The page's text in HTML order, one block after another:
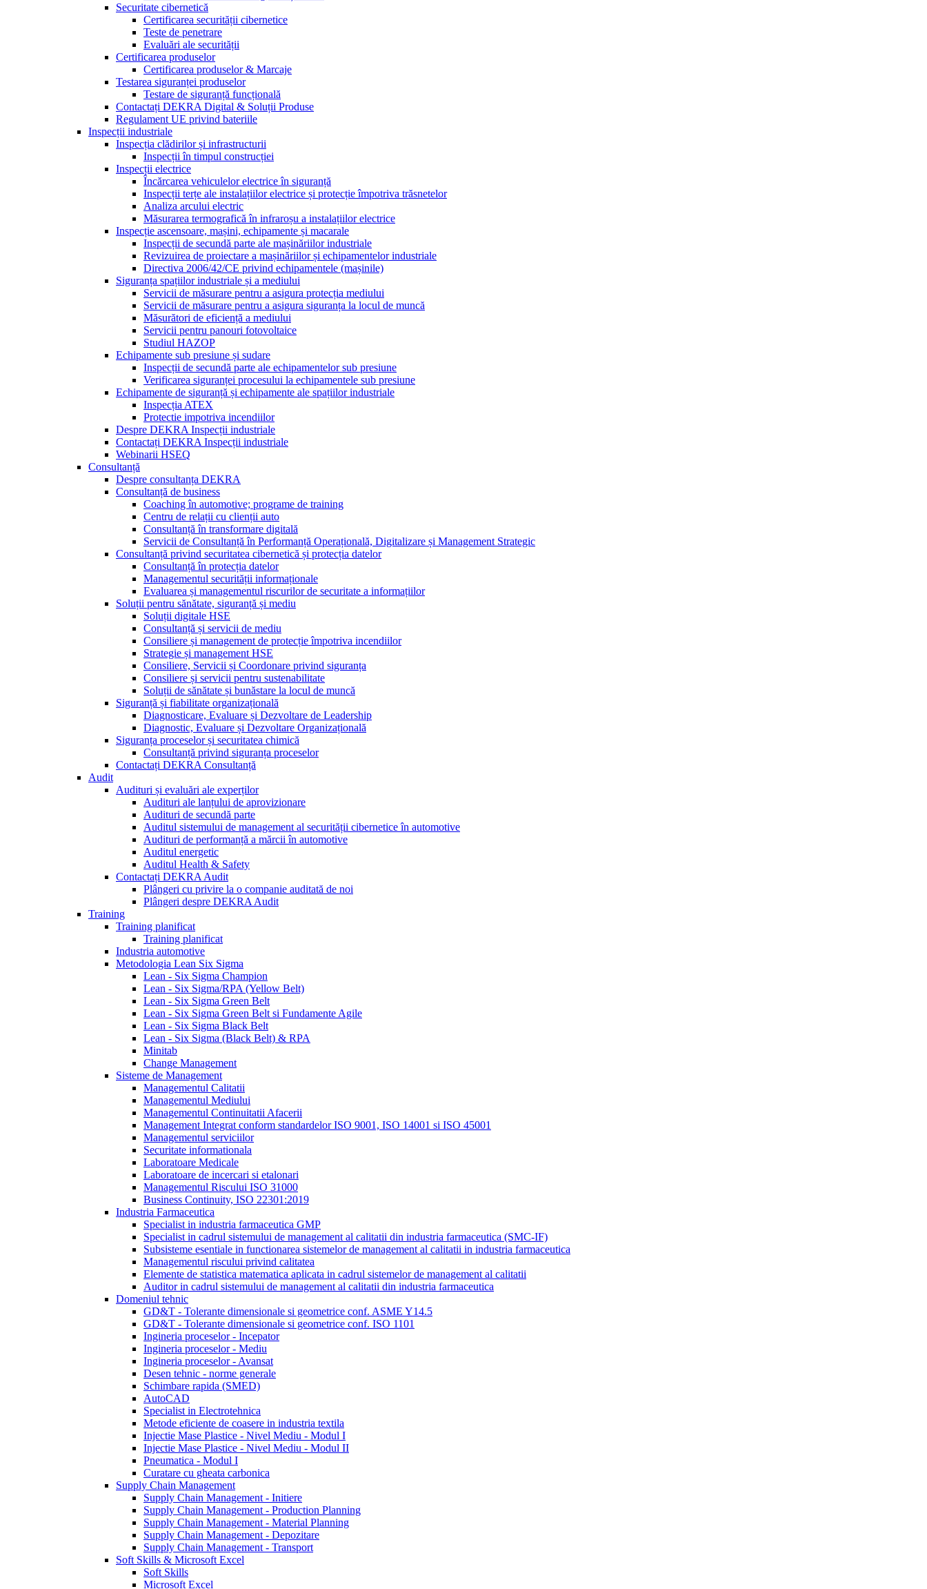
Securitate cibernetică
Certificarea securității cibernetice
Teste de penetrare
Evaluări ale securității
Certificarea produselor
Certificarea produselor & Marcaje
Testarea siguranței produselor
Testare de siguranță funcțională
Contactați DEKRA Digital & Soluții Produse
Regulament UE privind bateriile
Inspecții industriale
Inspecția clădirilor și infrastructurii
Inspecții în timpul construcției
Inspecții electrice
Încărcarea vehiculelor electrice în siguranță
Inspecții terțe ale instalațiilor electrice și protecție împotriva trăsnetelor
Analiza arcului electric
Măsurarea termografică în infraroșu a instalațiilor electrice
Inspecție ascensoare, mașini, echipamente și macarale
Inspecții de secundă parte ale mașinăriilor industriale
Revizuirea de proiectare a mașinăriilor și echipamentelor industriale
Directiva 2006/42/CE privind echipamentele (mașinile)
Siguranța spațiilor industriale și a mediului
Servicii de măsurare pentru a asigura protecția mediului
Servicii de măsurare pentru a asigura siguranța la locul de muncă
Măsurători de eficiență a mediului
Servicii pentru panouri fotovoltaice
Studiul HAZOP
Echipamente sub presiune și sudare
Inspecții de secundă parte ale echipamentelor sub presiune
Verificarea siguranței procesului la echipamentele sub presiune
Echipamente de siguranță și echipamente ale spațiilor industriale
Inspecția ATEX
Protectie impotriva incendiilor
Despre DEKRA Inspecții industriale
Contactați DEKRA Inspecții industriale
Webinarii HSEQ
Consultanță
Despre consultanța DEKRA
Consultanță de business
Coaching în automotive; programe de training
Centru de relații cu clienții auto
Consultanță în transformare digitală
Servicii de Consultanță în Performanță Operațională, Digitalizare și Management Strategic
Consultanță privind securitatea cibernetică și protecția datelor
Consultanță în protecția datelor
Managementul securității informaționale
Evaluarea și managementul riscurilor de securitate a informațiilor
Soluții pentru sănătate, siguranță și mediu
Soluții digitale HSE
Consultanță și servicii de mediu
Consiliere și management de protecție împotriva incendiilor
Strategie și management HSE
Consiliere, Servicii și Coordonare privind siguranța
Consiliere și servicii pentru sustenabilitate
Soluții de sănătate și bunăstare la locul de muncă
Siguranță și fiabilitate organizațională
Diagnosticare, Evaluare și Dezvoltare de Leadership
Diagnostic, Evaluare și Dezvoltare Organizațională
Siguranța proceselor și securitatea chimică
Consultanță privind siguranța proceselor
Contactați DEKRA Consultanță
Audit
Audituri și evaluări ale experților
Audituri ale lanțului de aprovizionare
Audituri de secundă parte
Auditul sistemului de management al securității cibernetice în automotive
Audituri de performanță a mărcii în automotive
Auditul energetic
Auditul Health & Safety
Contactați DEKRA Audit
Plângeri cu privire la o companie auditată de noi
Plângeri despre DEKRA Audit
Training
Training planificat
Training planificat
Industria automotive
Metodologia Lean Six Sigma
Lean - Six Sigma Champion
Lean - Six Sigma/RPA (Yellow Belt)
Lean - Six Sigma Green Belt
Lean - Six Sigma Green Belt si Fundamente Agile
Lean - Six Sigma Black Belt
Lean - Six Sigma (Black Belt) & RPA
Minitab
Change Management
Sisteme de Management
Managementul Calitatii
Managementul Mediului
Managementul Continuitatii Afacerii
Management Integrat conform standardelor ISO 9001, ISO 14001 si ISO 45001
Managementul serviciilor
Securitate informationala
Laboratoare Medicale
Laboratoare de incercari si etalonari
Managementul Riscului ISO 31000
Business Continuity, ISO 22301:2019
Industria Farmaceutica
Specialist in industria farmaceutica GMP
Specialist in cadrul sistemului de management al calitatii din industria farmaceutica (SMC-IF)
Subsisteme esentiale in functionarea sistemelor de management al calitatii in industria farmaceutica
Managementul riscului privind calitatea
Elemente de statistica matematica aplicata in cadrul sistemelor de management al calitatii
Auditor in cadrul sistemului de management al calitatii din industria farmaceutica
Domeniul tehnic
GD&T - Tolerante dimensionale si geometrice conf. ASME Y14.5
GD&T - Tolerante dimensionale si geometrice conf. ISO 1101
Ingineria proceselor - Incepator
Ingineria proceselor - Mediu
Ingineria proceselor - Avansat
Desen tehnic - norme generale
Schimbare rapida (SMED)
AutoCAD
Specialist in Electrotehnica
Metode eficiente de coasere in industria textila
Injectie Mase Plastice - Nivel Mediu - Modul I
Injectie Mase Plastice - Nivel Mediu - Modul II
Pneumatica - Modul I
Curatare cu gheata carbonica
Supply Chain Management
Supply Chain Management - Initiere
Supply Chain Management - Production Planning
Supply Chain Management - Material Planning
Supply Chain Management - Depozitare
Supply Chain Management - Transport
Soft Skills & Microsoft Excel
Soft Skills
Microsoft Excel